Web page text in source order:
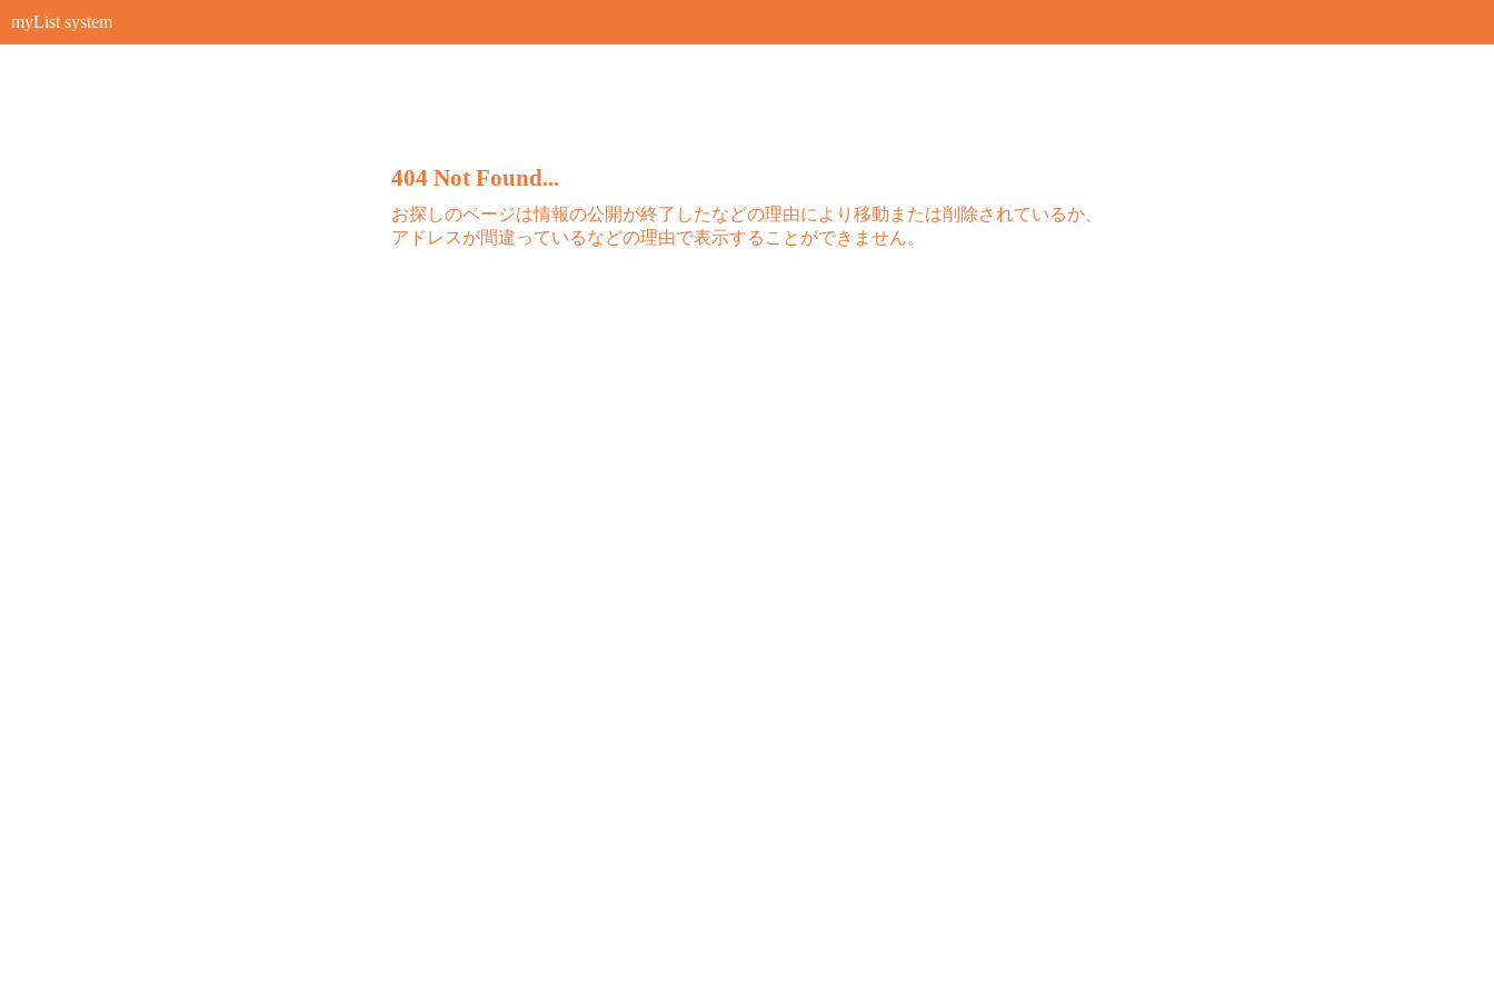
myList system
404 Not Found...
お探しのページは情報の公開が終了したなどの理由により移動または削除されているか、
アドレスが間違っているなどの理由で表示することができません。